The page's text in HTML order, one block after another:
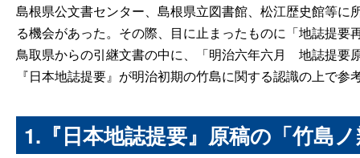
島根県公文書センター、島根県立図書館、松江歴史館等
る機会があった。その際、目に止まったものに「地誌提
鳥取県からの引継文書の中に、「明治六年六月 地誌提要
『日本地誌提要』が明治初期の竹島に関する認識の上で
1. 『日本地誌提要』原稿の「竹島